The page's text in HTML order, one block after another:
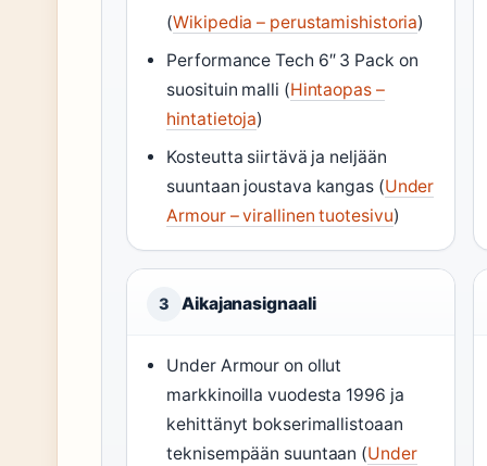
(Wikipedia – perustamishistoria)
Performance Tech 6″ 3 Pack on
suosituin malli (Hintaopas –
hintatietoja)
Kosteutta siirtävä ja neljään
suuntaan joustava kangas (Under
Armour – virallinen tuotesivu)
3 Aikajanasignaali
Under Armour on ollut
markkinoilla vuodesta 1996 ja
kehittänyt bokserimallistoaan
teknisempään suuntaan (Under